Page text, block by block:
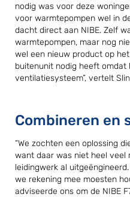
nodig was voor deze
voor warmtepompen wel in
dacht direct aan NIBE. Zelf
warmtepompen, maar nog niet met alle mogelijkheden. Ik
wel een nieuw product op
buitenunit nodig heeft
ventilatiesysteem”, vertelt
Combineren en
“We zochten een oplossing
want daar was niet heel veel
leidingwerk al
we rekening mee moesten houden. Een adviseur van NIBE
adviseerde ons om de NIBE